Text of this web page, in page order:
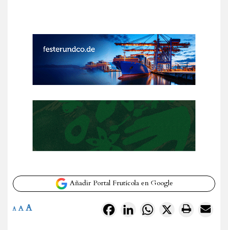
Añadir Portal Frutícola en Google
FacebookLinkedInWhatsApp
X
A A A